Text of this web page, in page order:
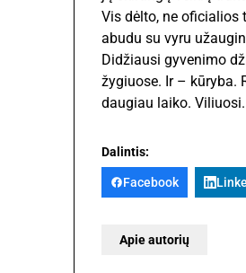
Vis dėlto, ne oficialios
abudu su vyru
Didžiausi gyvenimo
žygiuose. Ir – kūryba.
daugiau laiko. Viliuosi.
Dalintis:
Facebook
Apie autorių